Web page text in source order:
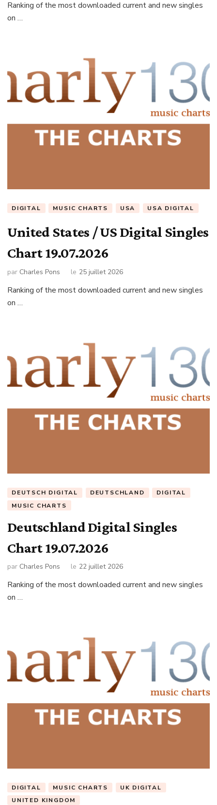
Ranking of the most downloaded current and new singles
on …
DIGITAL MUSIC CHARTS USA USA DIGITAL
United States / US Digital Singles
Chart 19.07.2026
par Charles Pons le 25 juillet 2026
Ranking of the most downloaded current and new singles
on …
DEUTSCH DIGITAL DEUTSCHLAND
DIGITAL
MUSIC CHARTS
Deutschland Digital Singles
Chart 19.07.2026
par Charles Pons le 22 juillet 2026
Ranking of the most downloaded current and new singles
on …
DIGITAL MUSIC CHARTS
UK DIGITAL
UNITED KINGDOM